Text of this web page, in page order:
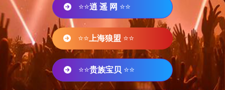
⭐⭐逍 遥 网 ⭐⭐
⭐⭐ 上海狼盟 ⭐⭐
⭐⭐贵族宝贝 ⭐⭐